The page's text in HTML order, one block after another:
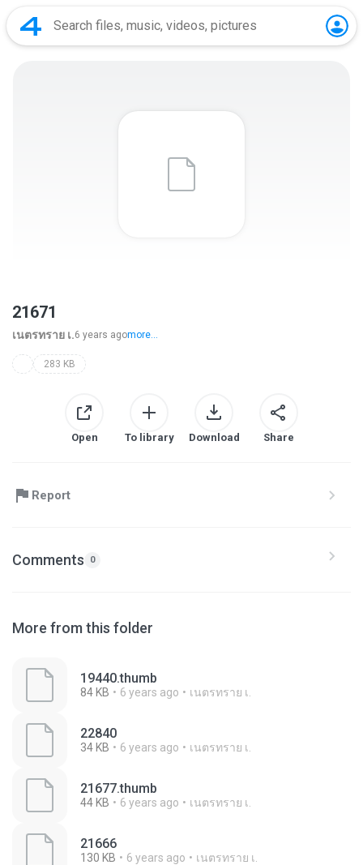
21671
เนตรทราย เ.6 years agomore...
283 KB
Open To library Download Share
Report
Comments 0
More from this folder
19440.thumb
84 KB 6 years ago เนตรทราย เ.
22840
34 KB 6 years ago เนตรทราย เ.
21677.thumb
44 KB 6 years ago เนตรทราย เ.
21666
130 KB 6 years ago เนตรทราย เ.